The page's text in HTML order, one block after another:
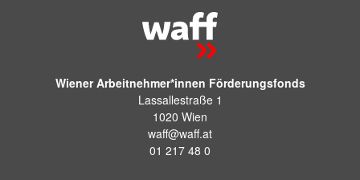
Wiener Arbeitnehmer*innen Förderungsfonds
Lassallestraße 1
1020 Wien
waff@waff.at
01 217 48 0